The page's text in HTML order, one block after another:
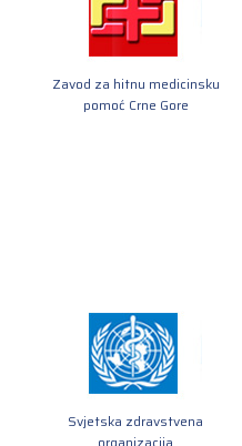
Zavod za hitnu medicinsku
pomoć Crne Gore
Svjetska zdravstvena